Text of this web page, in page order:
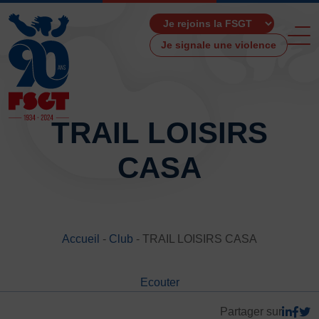
Je signale une violence
Les Boutiques F.S.G.T
TRAIL LOISIRS
CASA
Accueil - Club - TRAIL LOISIRS CASA
Ecouter
Partager sur